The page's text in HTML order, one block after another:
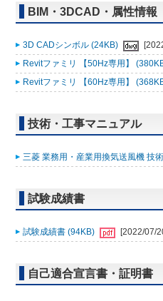
BIM・3DCAD・属性情報
3D CADシンボル (24KB)
Revitファミリ 【50Hz専用】
Revitファミリ 【60Hz専用】
技術・工事マニュアル
三菱 業務用・産業用換気送風機 技
試験成績書
試験成績書 (94KB) [2022/07/
自己適合宣言書・証明書